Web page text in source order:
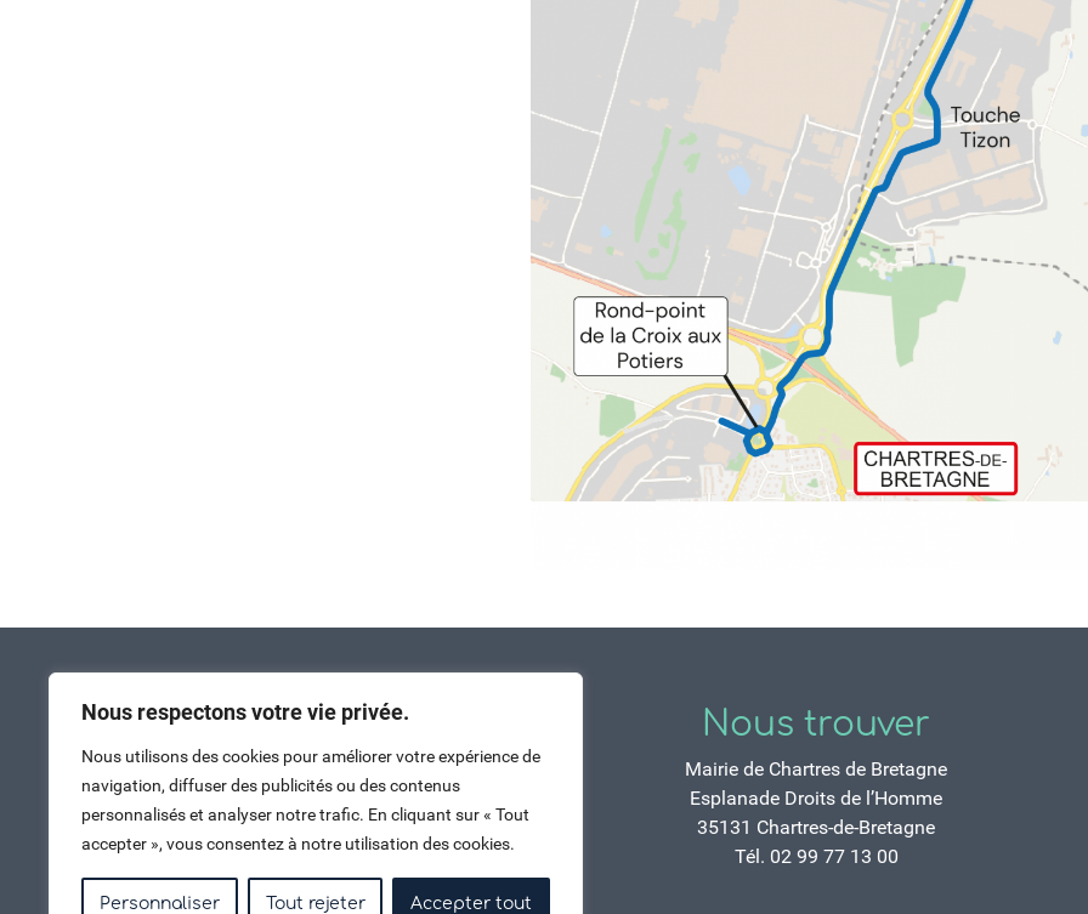
Nous respectons votre vie privée.
Nous utilisons des cookies pour améliorer votre expérience de
navigation, diffuser des publicités ou des contenus
personnalisés et analyser notre trafic. En cliquant sur « Tout
accepter », vous consentez à notre utilisation des cookies.
Personnaliser Tout rejeter Accepter tout
Nous trouver
Mairie de Chartres de Bretagne
Esplanade Droits de l’Homme
35131 Chartres-de-Bretagne
Tél. 02 99 77 13 00